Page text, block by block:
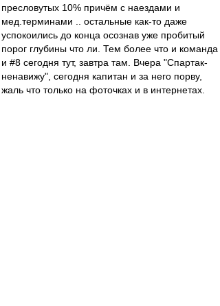
пресловутых 10% причём с наездами и
мед.терминами .. остальные как-то даже
успокоились до конца осознав уже пробитый
порог глубины что ли. Тем более что и команда
и #8 сегодня тут, завтра там. Вчера "Спартак-
ненавижу", сегодня капитан и за него порву,
жаль что только на фоточках и в интернетах.